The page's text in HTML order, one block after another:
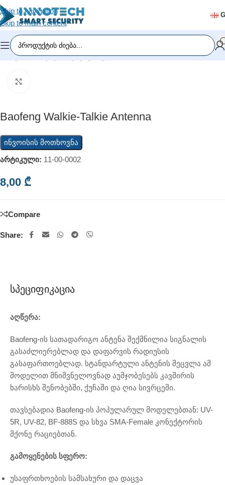
Skip to navigation
Skip to main content
მთავარი/რაციები/აქსესუარები
Baofeng Walkie-Talkie Antenna
ინვოისის მოთხოვნა
არტიკული: 11-00-0002
8,00 ₾
Compare
Share:
Სპეციფიკაცია
აღწერა:
Baofeng-ის სათადარიგო ანტენა შექმნილია სიგნალის
გასაძლიერებლად და დაფარვის რადიუსის
გასაფართოებლად. სტანდარტული ანტენის შეცვლა ამ
მოდელით მნიშვნელოვნად აუმჯობესებს კავშირის
ხარისხს შენობებში, ქუჩაში და ღია სივრცეში.
თავსებადია Baofeng-ის პოპულარულ მოდელებთან: UV-
5R, UV-82, BF-888S და სხვა SMA-Female კონექტორის
მქონე რაციებთან.
გამოყენების სფერო:
უსაფრთხოების სამსახური და დაცვა